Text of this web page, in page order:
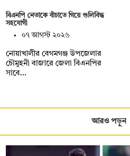
বিএনপি নেতাকে বাঁচাতে গিয়ে গুলিবিদ্ধ
সহযোগী
০৭ আগস্ট ২০২৬
নোয়াখালীর বেগমগঞ্জ উপজেলার
চৌমুহনী বাজারে জেলা বিএনপির
সাবে…
আরও পড়ুন